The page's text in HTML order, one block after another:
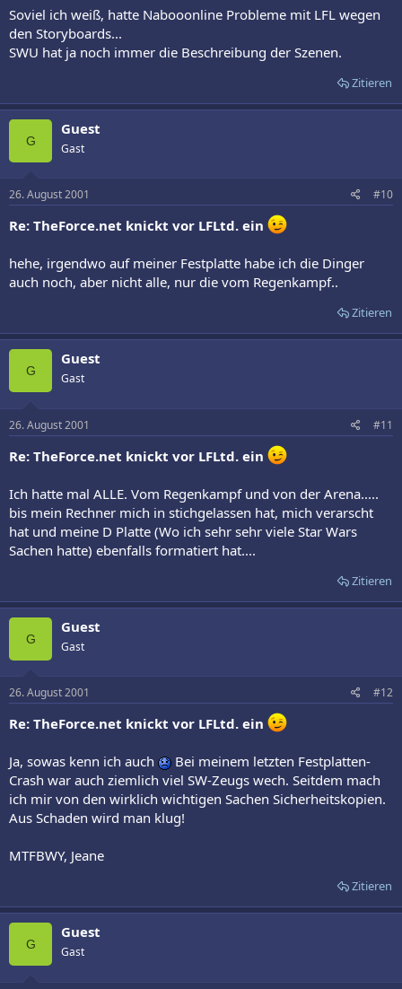
Soviel ich weiß, hatte Nabooonline Probleme mit LFL wegen
den Storyboards...
SWU hat ja noch immer die Beschreibung der Szenen.
Zitieren
G
Guest
Gast
26. August 2001 #10
Re: TheForce.net knickt vor LFLtd. ein
hehe, irgendwo auf meiner Festplatte habe ich die Dinger
auch noch, aber nicht alle, nur die vom Regenkampf..
Zitieren
G
Guest
Gast
26. August 2001 #11
Re: TheForce.net knickt vor LFLtd. ein
Ich hatte mal ALLE. Vom Regenkampf und von der Arena.....
bis mein Rechner mich in stichgelassen hat, mich verarscht
hat und meine D Platte (Wo ich sehr sehr viele Star Wars
Sachen hatte) ebenfalls formatiert hat....
Zitieren
G
Guest
Gast
26. August 2001 #12
Re: TheForce.net knickt vor LFLtd. ein
Ja, sowas kenn ich auch
Bei meinem letzten Festplatten-
Crash war auch ziemlich viel SW-Zeugs wech. Seitdem mach
ich mir von den wirklich wichtigen Sachen Sicherheitskopien.
Aus Schaden wird man klug!
MTFBWY, Jeane
Zitieren
G
Guest
Gast